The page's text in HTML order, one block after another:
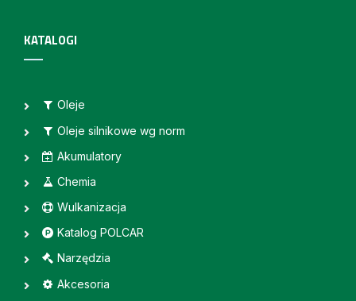
KATALOGI
Oleje
Oleje silnikowe wg norm
Akumulatory
Chemia
Wulkanizacja
Katalog POLCAR
Narzędzia
Akcesoria